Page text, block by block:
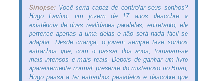
Sinopse: Você seria capaz de controlar seus sonhos?
Hugo Lavino, um jovem de 17 anos descobre a
existência de duas realidades paralelas, entretanto, ele
pertence apenas a uma delas e não será nada fácil se
adaptar. Desde criança, o jovem sempre teve sonhos
estranhos que, com o passar dos anos, tornaram-se
mais intensos e mais reais. Depois de ganhar um livro
aparentemente normal, presente do misterioso tio Brian,
Hugo passa a ter estranhos pesadelos e descobre que